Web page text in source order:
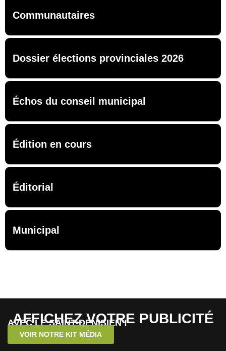
Communautaires
Dossier élections provinciales 2026
Échos du conseil municipal
Édition en cours
Éditorial
Municipal
AFFICHEZ VOTRE PUBLICITÉ
AVEC LE SAINT-DENISIEN !
VOIR NOTRE KIT MÉDIA